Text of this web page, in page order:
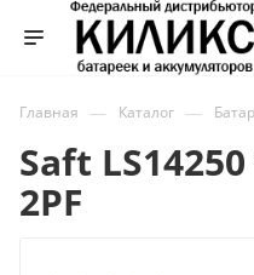
Главная — Каталог —
Saft
2PF